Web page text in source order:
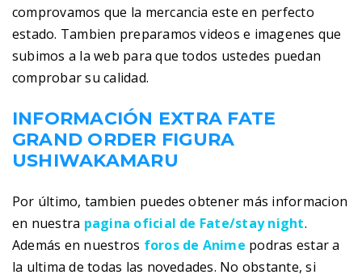
comprovamos que la mercancia este en perfecto
estado. Tambien preparamos videos e imagenes que
subimos a la web para que todos ustedes puedan
comprobar su calidad.
INFORMACIÓN EXTRA FATE
GRAND ORDER FIGURA
USHIWAKAMARU
Por último, tambien puedes obtener más informacion
en nuestra pagina oficial de Fate/stay night.
Además en nuestros foros de Anime podras estar a
la ultima de todas las novedades. No obstante, si